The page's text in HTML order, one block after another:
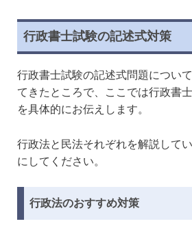
行政書士試験の記述式対策
行政書士試験の記述式問題につい
てきたところで、ここでは行政書
を具体的にお伝えします。
行政法と民法それぞれを解説して
にしてください。
行政法のおすすめ対策